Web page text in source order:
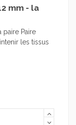
mm - la
paire Paire
les tissus